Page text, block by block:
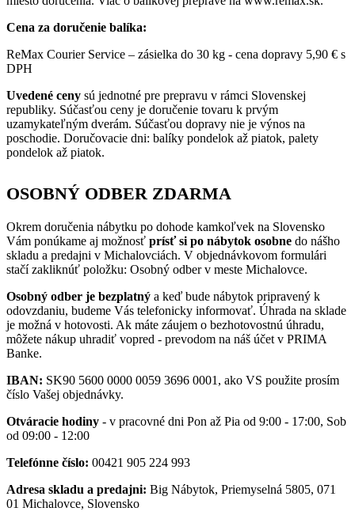
Cena za doručenie balíka:
ReMax Courier Service – zásielka do 30 kg - cena dopravy 5,90 € s
DPH
Uvedené ceny sú jednotné pre prepravu v rámci Slovenskej
republiky. Súčasťou ceny je doručenie tovaru k prvým
uzamykateľným dverám. Súčasťou dopravy nie je výnos na
poschodie. Doručovacie dni: balíky pondelok až piatok, palety
pondelok až piatok.
OSOBNÝ ODBER ZDARMA
Okrem doručenia nábytku po dohode kamkoľvek na Slovensko
Vám ponúkame aj možnosť prísť si po nábytok osobne do nášho
skladu a predajni v Michalovciách. V objednávkovom formulári
stačí zakliknúť položku: Osobný odber v meste Michalovce.
Osobný odber je bezplatný a keď bude nábytok pripravený k
odovzdaniu, budeme Vás telefonicky informovať. Úhrada na sklade
je možná v hotovosti. Ak máte záujem o bezhotovostnú úhradu,
môžete nákup uhradiť vopred - prevodom na náš účet v PRIMA
Banke.
IBAN: SK90 5600 0000 0059 3696 0001, ako VS použite prosím
číslo Vašej objednávky.
Otváracie hodiny - v pracovné dni Pon až Pia od 9:00 - 17:00, Sob
od 09:00 - 12:00
Telefónne číslo: 00421 905 224 993
Adresa skladu a predajni: Big Nábytok, Priemyselná 5805, 071
01 Michalovce, Slovensko